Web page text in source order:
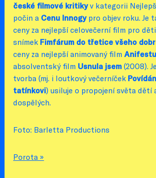
české filmové kritikyv kategorii
počin a Cenu Innogypro objev roku. Je
ceny za nejlepší celovečerní film pro
snímek Fimfárum do třetice všeho
ceny za nejlepší animovaný filmAnifestu
absolventský film Usnula jsem (2008).
tvorba (mj. i loutkový večerníček
tatínkovi) usiluje o propojení světa dětí
dospělých.
Foto: Barletta Productions
Porota »